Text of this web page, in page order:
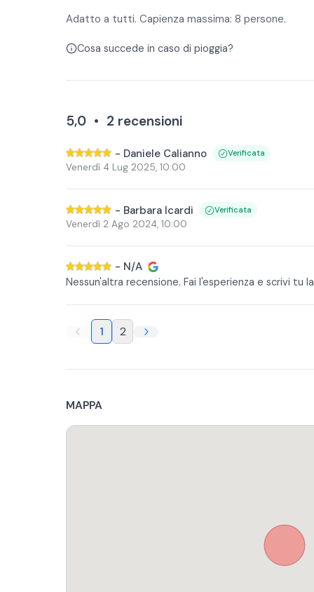
Adatto a tutti. Capienza massima: 8 persone.
Cosa succede in caso di pioggia?
5,0 • 2 recensioni
- Daniele Calianno Verificata
Venerdì 4 Lug 2025, 10:00
- Barbara Icardi Verificata
Venerdì 2 Ago 2024, 10:00
- N/A
Nessun'altra recensione. Fai l'esperienza e scrivi tu
1 2
MAPPA